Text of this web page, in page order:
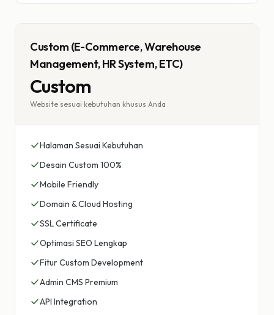
Custom (E-Commerce, Warehouse
Management, HR System, ETC)
Custom
Website sesuai kebutuhan khusus Anda
Halaman Sesuai Kebutuhan
Desain Custom 100%
Mobile Friendly
Domain & Cloud Hosting
SSL Certificate
Optimasi SEO Lengkap
Fitur Custom Development
Admin CMS Premium
API Integration